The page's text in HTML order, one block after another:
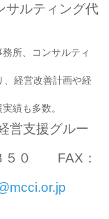
ティング代
コンサルティ
改善計画や経
多数。
支援グルー
FAX：